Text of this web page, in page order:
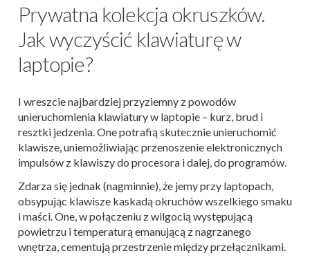
Prywatna kolekcja okruszków.
Jak wyczyścić klawiaturę w
laptopie?
I wreszcie najbardziej przyziemny z powodów
unieruchomienia klawiatury w laptopie – kurz, brud i
resztki jedzenia. One potrafią skutecznie unieruchomić
klawisze, uniemożliwiając przenoszenie elektronicznych
impulsów z klawiszy do procesora i dalej, do programów.
Zdarza się jednak (nagminnie), że jemy przy laptopach,
obsypując klawisze kaskadą okruchów wszelkiego smaku
i maści. One, w połączeniu z wilgocią występującą
powietrzu i temperaturą emanującą z nagrzanego
wnętrza, cementują przestrzenie między przełącznikami.